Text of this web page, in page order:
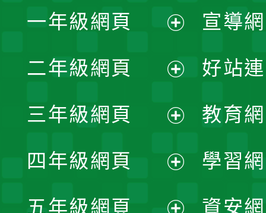
一年級網頁
開
選
單
二年級網頁
開
選
單
三年級網頁
開
四年級網頁
五年級網頁
宣導
好站
教育
學習
資安